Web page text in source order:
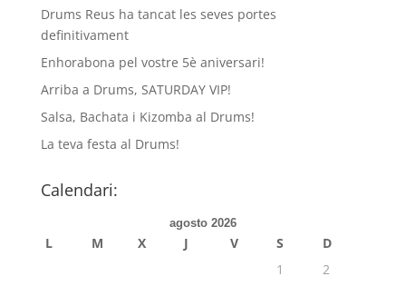
Drums Reus ha tancat les seves portes
definitivament
Enhorabona pel vostre 5è aniversari!
Arriba a Drums, SATURDAY VIP!
Salsa, Bachata i Kizomba al Drums!
La teva festa al Drums!
Calendari:
agosto 2026
L M X J V S
D
1
2